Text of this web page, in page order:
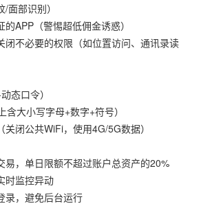
面部识别）
APP（警惕超低佣金诱惑）
闭不必要的权限（如位置访问、通讯录读
态口令）
大小写字母+数字+符号）
闭公共WiFi，使用4G/5G数据）
易，单日限额不超过账户总资产的20%
时监控异动
录，避免后台运行